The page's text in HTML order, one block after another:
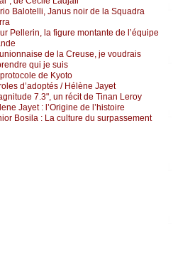
Balotelli, Janus noir de la Squadra
Pellerin, la figure montante de l’équipe
de la Creuse, je voudrais
qui je suis
de Kyoto
d’adoptés / Hélène Jayet
7.3", un récit de Tinan Leroy
Jayet : l’Origine de l’histoire
Bosila : La culture du surpassement